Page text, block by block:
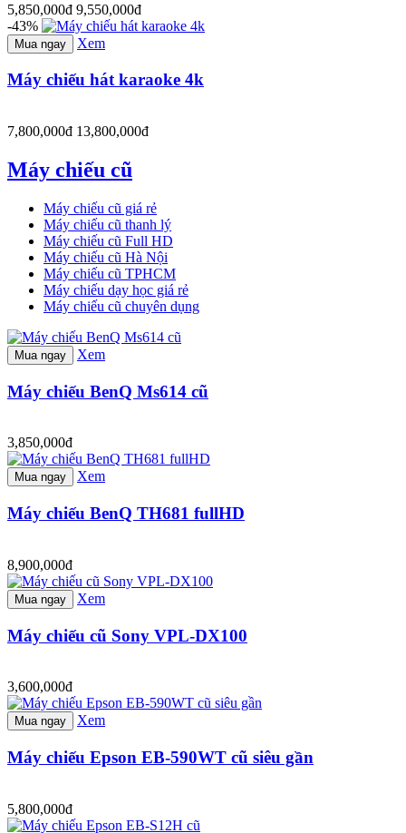
5,850,000đ 9,550,000đ
-43%
Mua ngay Xem
Máy chiếu hát karaoke 4k
7,800,000đ 13,800,000đ
Máy chiếu cũ
Máy chiếu cũ giá rẻ
Máy chiếu cũ thanh lý
Máy chiếu cũ Full HD
Máy chiếu cũ Hà Nội
Máy chiếu cũ TPHCM
Máy chiếu dạy học giá rẻ
Máy chiếu cũ chuyên dụng
Mua ngay Xem
Máy chiếu BenQ Ms614 cũ
3,850,000đ
Mua ngay Xem
Máy chiếu BenQ TH681 fullHD
8,900,000đ
Mua ngay Xem
Máy chiếu cũ Sony VPL-DX100
3,600,000đ
Mua ngay Xem
Máy chiếu Epson EB-590WT cũ siêu gần
5,800,000đ